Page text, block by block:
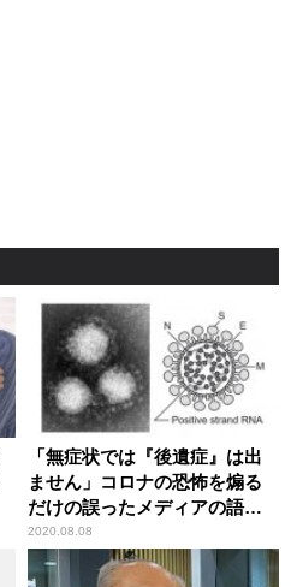
「無症状では『後遺症』は出
ません」コロナの恐怖を煽る
だけの誤ったメディアの語法
に辛坊治郎が異議
2020.08.08